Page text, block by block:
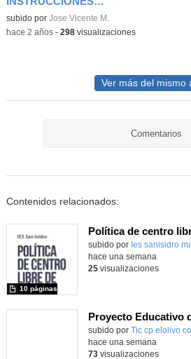
Contenido educativo.
subido por Jose Vicente M.
-hace 2 años- 298visualizaciones
Ver más del mismo
Comentarios
Contenidos relacionados:
Política de centro
subido por Ies sanisidro
10 páginas
hace una semana
25visualizaciones
subido por Tic cp elolivo
hace una semana
73visualizaciones